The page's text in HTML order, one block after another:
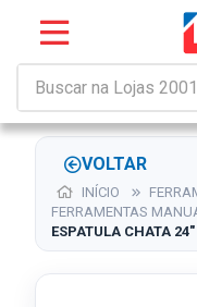
VOLTAR
INÍCIO
FERRAMENTAS
ESPATULA CHATA